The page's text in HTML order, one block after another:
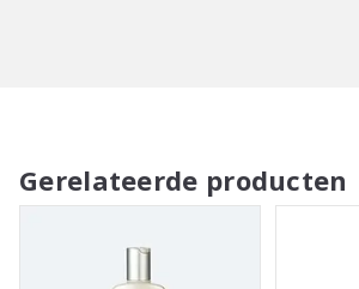
Gerelateerde producten